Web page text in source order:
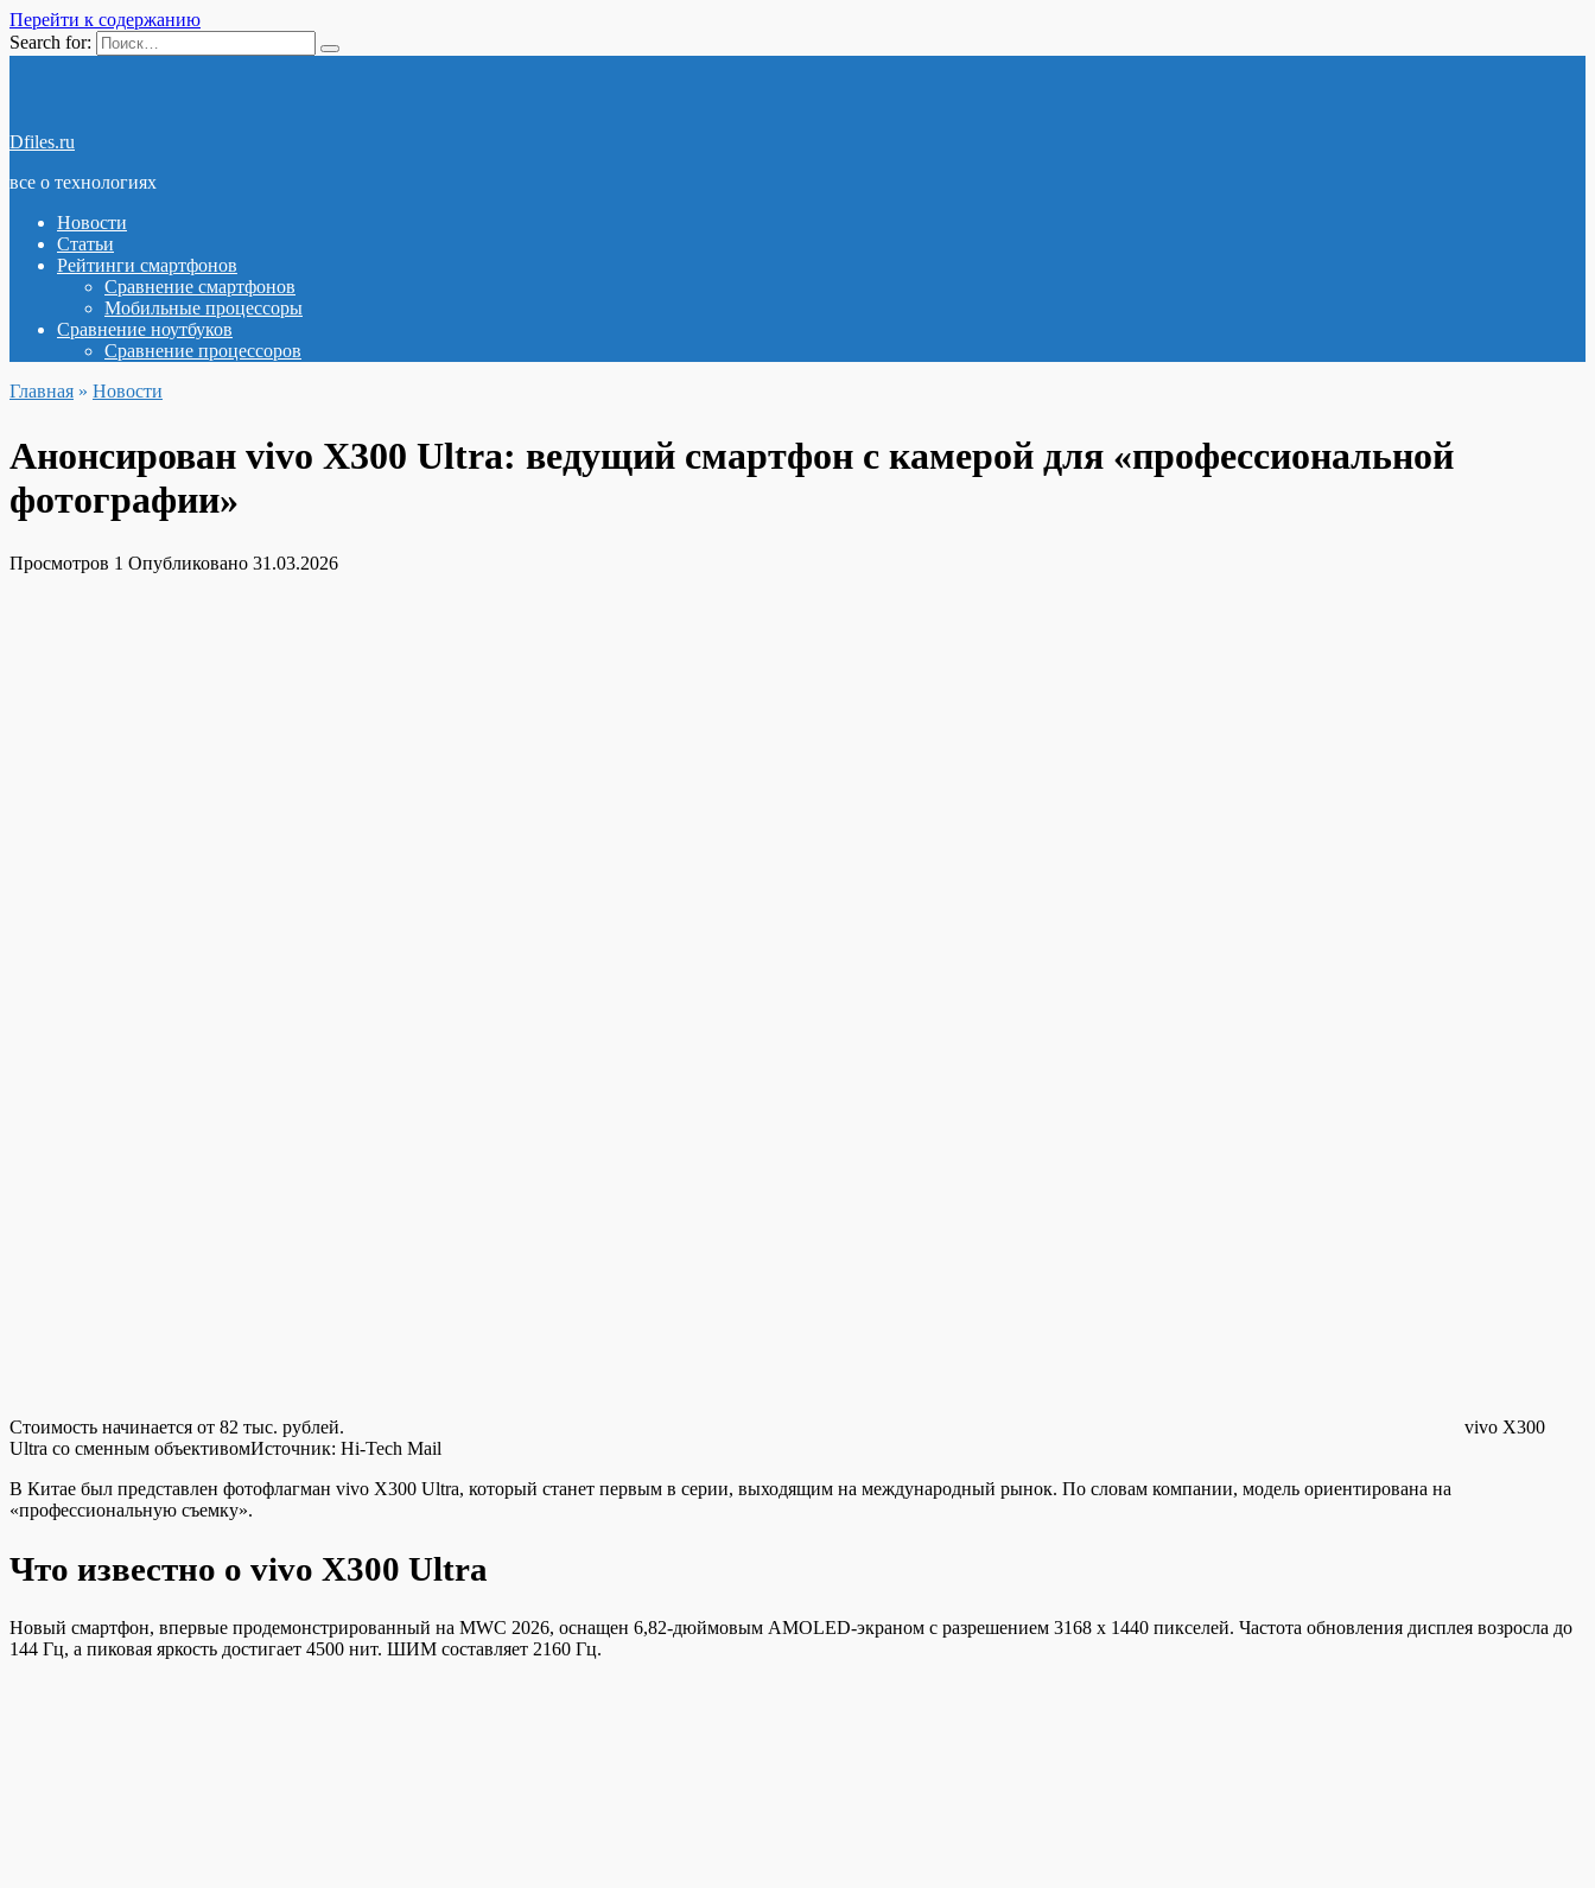
Перейти к содержанию
Search for:
Dfiles.ru
все о технологиях
Новости
Статьи
Рейтинги смартфонов
Сравнение смартфонов
Мобильные процессоры
Сравнение ноутбуков
Сравнение процессоров
Главная » Новости
Анонсирован vivo X300 Ultra: ведущий смартфон с камерой для «профессиональной
фотографии»
Просмотров 1 Опубликовано 31.03.2026
Стоимость начинается от 82 тыс. рублей.
vivo X300
Ultra со сменным объективомИсточник: Hi-Tech Mail
В Китае был представлен фотофлагман vivo X300 Ultra, который станет первым в серии, выходящим на международный рынок. По словам компании, модель ориентирована на
«профессиональную съемку».
Что известно о vivo X300 Ultra
Новый смартфон, впервые продемонстрированный на MWC 2026, оснащен 6,82-дюймовым AMOLED-экраном с разрешением 3168 х 1440 пикселей. Частота обновления дисплея возросла до
144 Гц, а пиковая яркость достигает 4500 нит. ШИМ составляет 2160 Гц.